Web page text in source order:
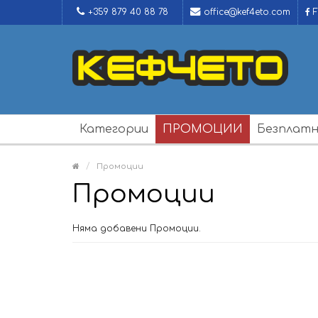
+359 879 40 88 78 office@kef4eto.com
Категории ПРОМОЦИИ
Промоции
Промоции
Няма добавени Промоции.